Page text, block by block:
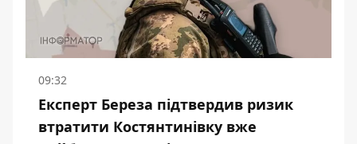
09:32
Експерт Береза підтвердив ризик
втратити Костянтинівку вже